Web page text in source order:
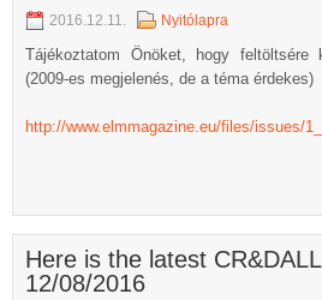
2016.12.11. Nyitólapra
Tájékoztatom Önöket, hogy
(2009-es megjelenés, de a téma érdekes)
http://www.elmmagazine.eu/files/issues/
Here is the latest
12/08/2016